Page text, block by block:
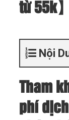
từ 55k】
Nội
Tham
phí